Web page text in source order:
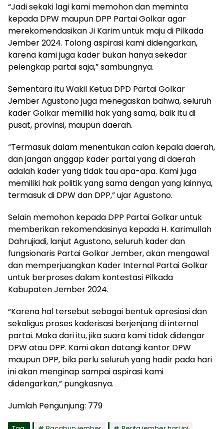
“Jadi sekaki lagi kami memohon dan meminta
kepada DPW maupun DPP Partai Golkar agar
merekomendasikan Ji Karim untuk maju di Pilkada
Jember 2024. Tolong aspirasi kami didengarkan,
karena kami juga kader bukan hanya sekedar
pelengkap partai saja,” sambungnya.
Sementara itu Wakil Ketua DPD Partai Golkar
Jember Agustono juga menegaskan bahwa, seluruh
kader Golkar memiliki hak yang sama, baik itu di
pusat, provinsi, maupun daerah.
“Termasuk dalam menentukan calon kepala daerah,
dan jangan anggap kader partai yang di daerah
adalah kader yang tidak tau apa-apa. Kami juga
memiliki hak politik yang sama dengan yang lainnya,
termasuk di DPW dan DPP,” ujar Agustono.
Selain memohon kepada DPP Partai Golkar untuk
memberikan rekomendasinya kepada H. Karimullah
Dahrujiadi, lanjut Agustono, seluruh kader dan
fungsionaris Partai Golkar Jember, akan mengawal
dan memperjuangkan Kader Internal Partai Golkar
untuk berproses dalam kontestasi Pilkada
Kabupaten Jember 2024.
“Karena hal tersebut sebagai bentuk apresiasi dan
sekaligus proses kaderisasi berjenjang di internal
partai. Maka dari itu, jika suara kami tidak didengar
DPW atau DPP. Kami akan datangi kantor DPW
maupun DPP, bila perlu seluruh yang hadir pada hari
ini akan menginap sampai aspirasi kami
didengarkan,” pungkasnya.
Jumlah Pengunjung: 779